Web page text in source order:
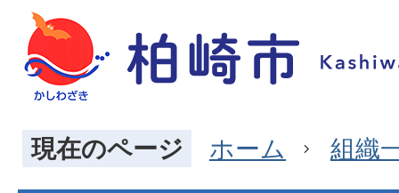
現在のページ ホーム 組織